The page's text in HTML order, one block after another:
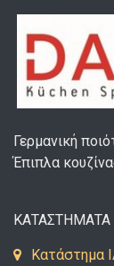
Γερμανική
Έπιπλα
ΚΑΤΑΣΤΗΜΑΤΑ
Κατάστημα